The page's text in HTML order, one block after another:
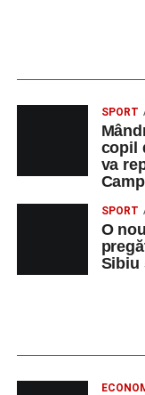
SPORT
copil
va
SPORT
O
Sibiu